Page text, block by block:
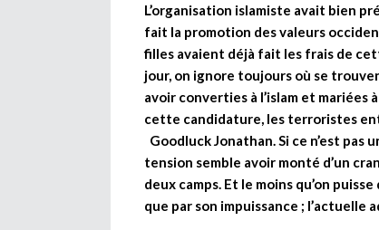
L’organisation islamiste avait bien
fait la promotion des valeurs
filles avaient déjà fait les frais de
jour, on ignore toujours où se
avoir converties à l’islam et mariées
cette candidature, les terroristes
Goodluck Jonathan. Si ce n’est pas
tension semble avoir monté d’un
deux camps. Et le moins qu’on
que par son impuissance ;